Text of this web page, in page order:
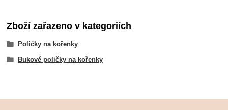
Zboží zařazeno v kategoriích
Poličky na kořenky
Bukové poličky na kořenky